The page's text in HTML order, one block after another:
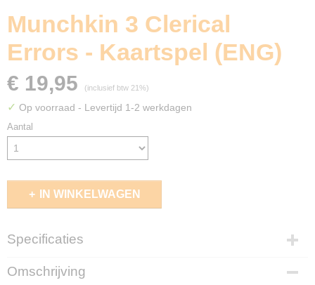
Munchkin 3 Clerical
Errors - Kaartspel (ENG)
€ 19,95 (inclusief btw 21%)
✓ Op voorraad - Levertijd 1-2 werkdagen
Aantal
IN WINKELWAGEN
Specificaties
EAN code
080742094710
Omschrijving